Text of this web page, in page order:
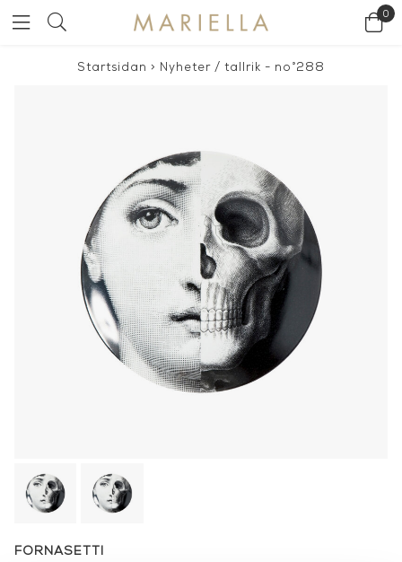
0
Startsidan > Nyheter / tallrik - no°288
FORNASETTI